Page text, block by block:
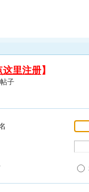
这里注册】
子